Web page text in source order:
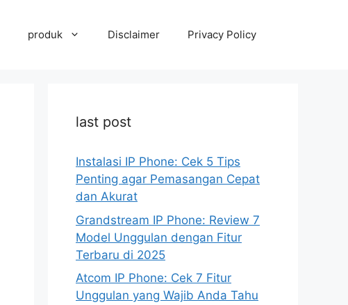
produk Disclaimer Privacy Policy
last post
Instalasi IP Phone: Cek 5 Tips
Penting agar Pemasangan Cepat
dan Akurat
Grandstream IP Phone: Review 7
Model Unggulan dengan Fitur
Terbaru di 2025
Atcom IP Phone: Cek 7 Fitur
Unggulan yang Wajib Anda Tahu